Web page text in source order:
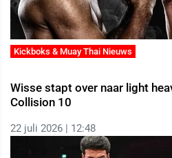
Kickboks & Muay Thai Nieuws
Wisse stapt over naar light
Collision 10
22 juli 2026 | 12:48